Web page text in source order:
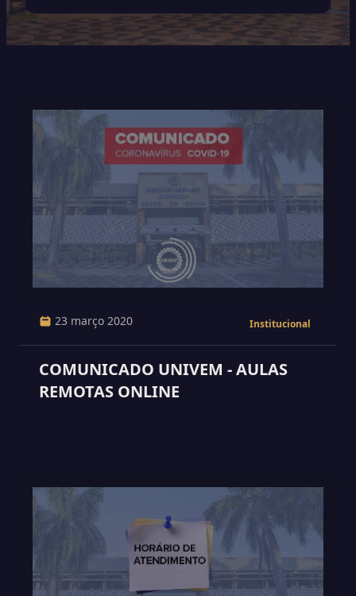
23 março 2020 Institucional
COMUNICADO UNIVEM - AULAS
REMOTAS ONLINE